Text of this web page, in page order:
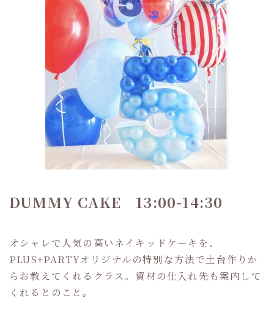
DUMMY CAKE 13:00-14:30
オシャレで人気の高いネイキッドケーキを、
PLUS+PARTYオリジナルの特別な方法で土台作りか
らお教えてくれるクラス。資材の仕入れ先も案内して
くれるとのこと。